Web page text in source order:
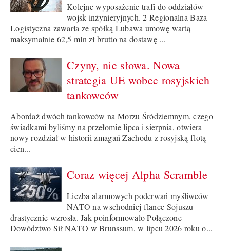
Kolejne wyposażenie trafi do oddziałów
wojsk inżynieryjnych. 2 Regionalna Baza
Logistyczna zawarła ze spółką Lubawa umowę wartą
maksymalnie 62,5 mln zł brutto na dostawę ...
Czyny, nie słowa. Nowa
strategia UE wobec rosyjskich
tankowców
Abordaż dwóch tankowców na Morzu Śródziemnym, czego
świadkami byliśmy na przełomie lipca i sierpnia, otwiera
nowy rozdział w historii zmagań Zachodu z rosyjską flotą
cien...
Coraz więcej Alpha Scramble
Liczba alarmowych poderwań myśliwców
NATO na wschodniej flance Sojuszu
drastycznie wzrosła. Jak poinformowało Połączone
Dowództwo Sił NATO w Brunssum, w lipcu 2026 roku o...